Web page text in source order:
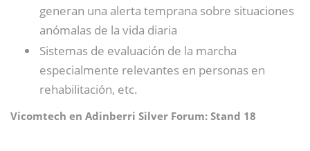
generan una alerta temprana sobre situaciones
anómalas de la vida diaria
Sistemas de evaluación de la marcha
especialmente relevantes en personas en
rehabilitación, etc.
Vicomtech en Adinberri Silver Forum: Stand 18